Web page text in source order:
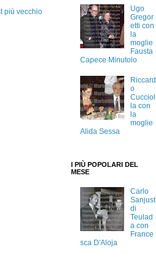
più vecchio
Ugo
Gregor
etti con
la
moglie
Fausta
Capece Minutolo
Riccard
o
Cucciol
la con
la
moglie
Alida Sessa
I PIÙ POPOLARI DEL
MESE
Carlo
Sanjust
di
Teulad
a con
France
sca D'Aloja